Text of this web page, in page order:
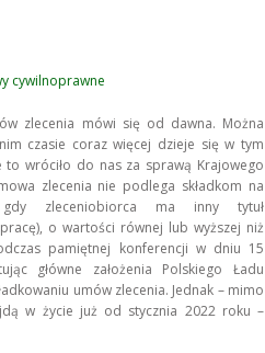
cywilnoprawne
zlecenia mówi się od dawna. Można
czasie coraz więcej dzieje się w tym
to wróciło do nas za sprawą Krajowego
zlecenia nie podlega składkom na
gdy zleceniobiorca ma inny tytuł
o wartości równej lub wyższej niż
pamiętnej konferencji w dniu 15
główne założenia Polskiego Ładu
umów zlecenia. Jednak – mimo
w życie już od stycznia 2022 roku –